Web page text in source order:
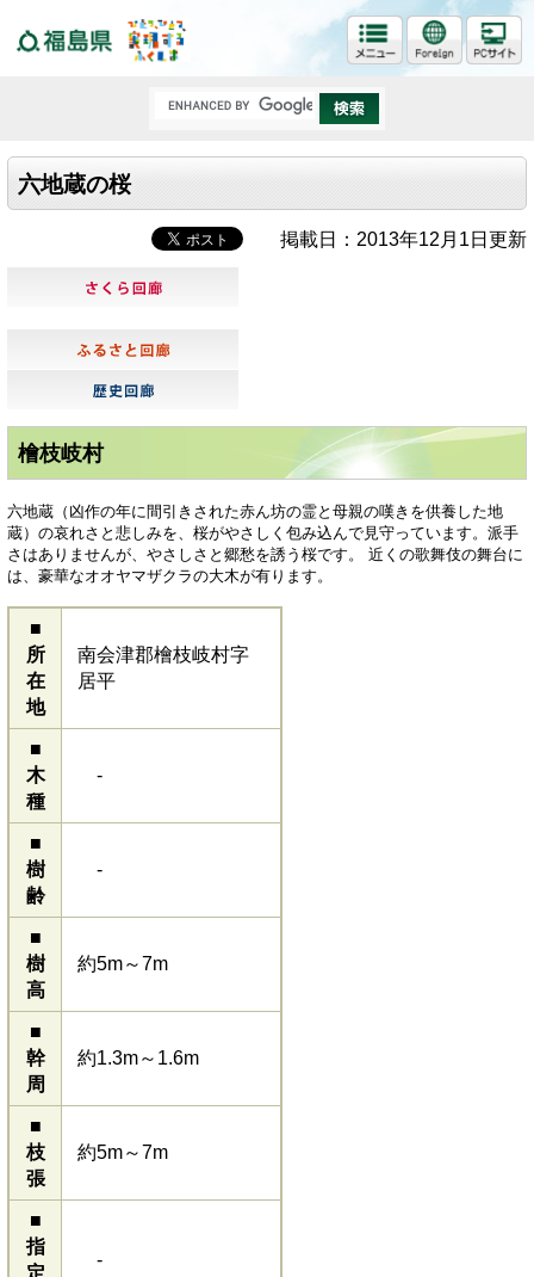
六地蔵の桜
掲載日：2013年12月1日更新
檜枝岐村
六地蔵（凶作の年に間引きされた赤ん坊の霊と母親の嘆きを供養した地
蔵）の哀れさと悲しみを、桜がやさしく包み込んで見守っています。派手
さはありませんが、やさしさと郷愁を誘う桜です。 近くの歌舞伎の舞台に
は、豪華なオオヤマザクラの大木が有ります。
■
所
在
地
南会津郡檜枝岐村字
居平
■
木
種
-
■
樹
齢
-
■
樹
高
約5m～7m
■
幹
周
約1.3m～1.6m
■
枝
張
約5m～7m
■
指
定
-